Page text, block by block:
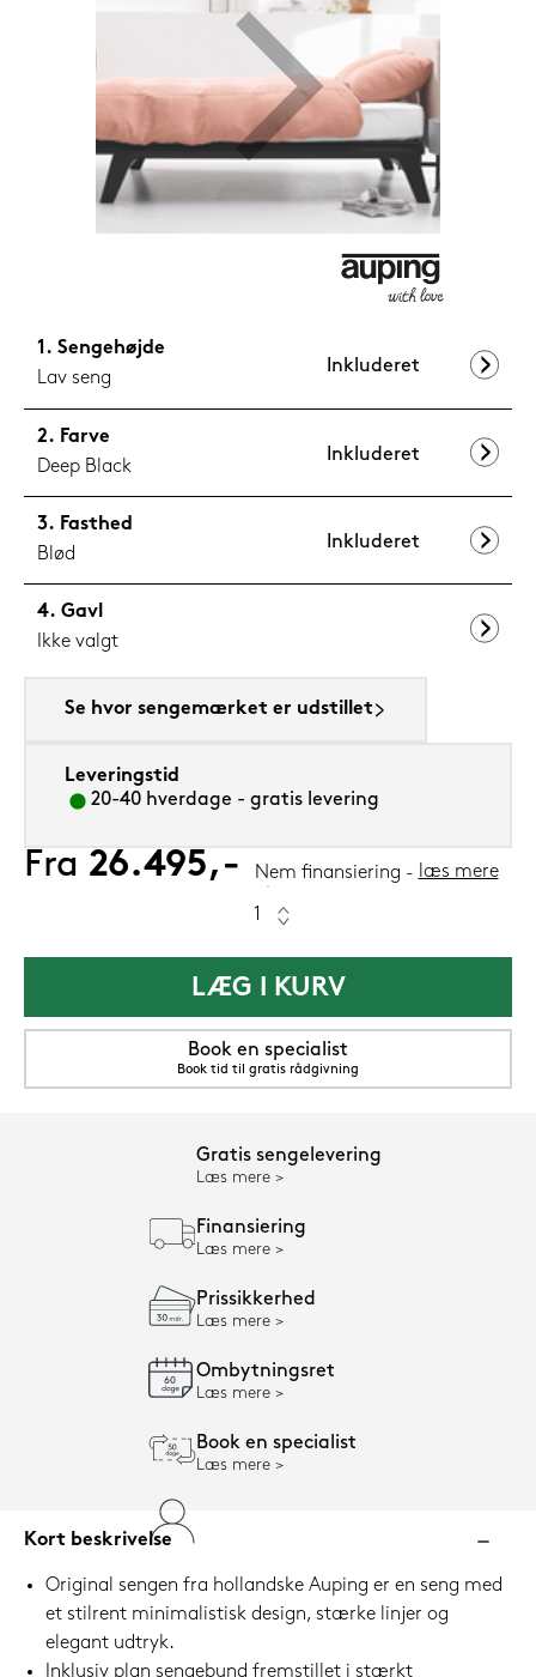
Sengehøjde
Lav seng
Inkluderet
Farve
Deep Black
Inkluderet
Fasthed
Blød
Inkluderet
Gavl
Ikke valgt
Se hvor sengemærket er udstillet
Leveringstid
20-40 hverdage - gratis levering
Fra 26.495,- Nem finansiering læs mere
LÆG I KURV
Book en specialist
Book tid til gratis rådgivning
Gratis sengelevering
Læs mere
Finansiering
Læs mere
Prissikkerhed
Læs mere
Ombytningsret
Læs mere
Book en specialist
Læs mere
Kort beskrivelse
Original sengen fra hollandske Auping er en seng med
et stilrent minimalistisk design, stærke linjer og
elegant udtryk.
Inklusiv plan sengebund fremstillet i stærkt